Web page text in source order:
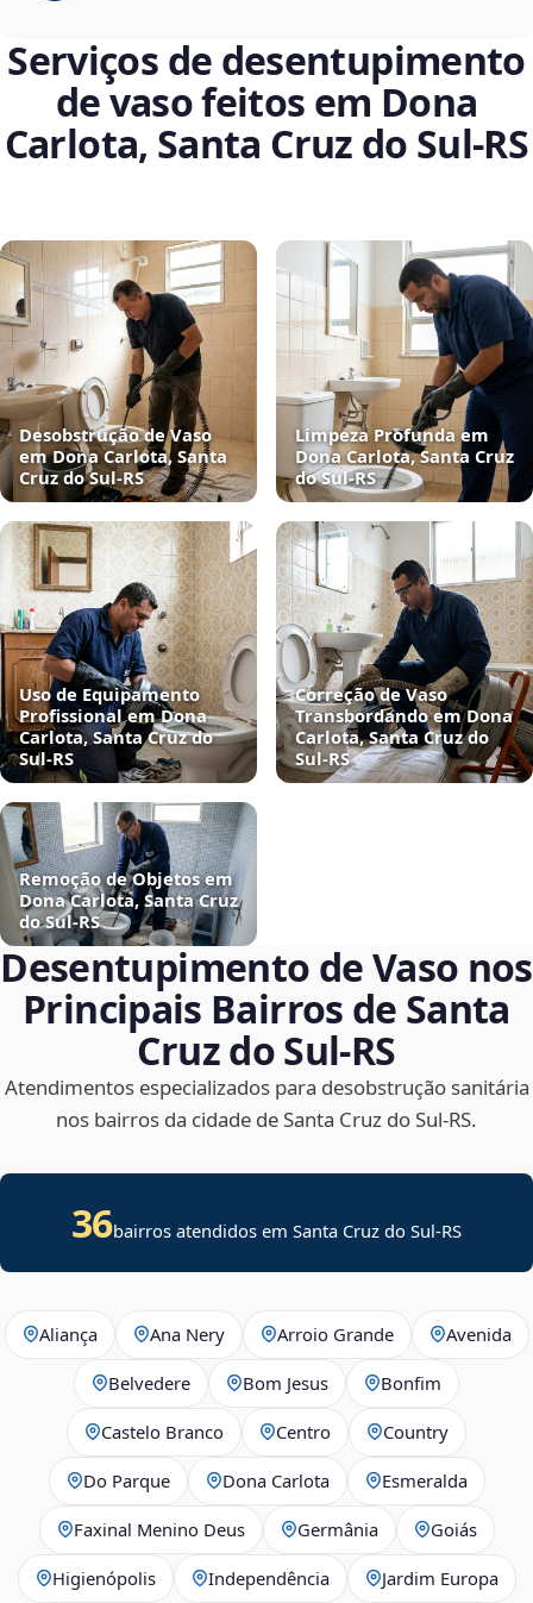
Serviços de desentupimento
de vaso feitos em Dona
Carlota, Santa Cruz do Sul‑RS
Desobstrução de Vaso
em Dona Carlota, Santa
Cruz do Sul‑RS
Limpeza Profunda em
Dona Carlota, Santa Cruz
do Sul‑RS
Uso de Equipamento
Profissional em Dona
Carlota, Santa Cruz do
Sul‑RS
Correção de Vaso
Transbordando em Dona
Carlota, Santa Cruz do
Sul‑RS
Remoção de Objetos em
Dona Carlota, Santa Cruz
do Sul‑RS
Desentupimento de Vaso nos
Principais Bairros de Santa
Cruz do Sul‑RS
Atendimentos especializados para desobstrução sanitária
nos bairros da cidade de Santa Cruz do Sul‑RS.
36bairros atendidos em Santa Cruz do Sul-RS
Aliança Ana Nery Arroio Grande Avenida
Belvedere Bom Jesus Bonfim
Castelo Branco Centro Country
Do Parque Dona Carlota Esmeralda
Faxinal Menino Deus Germânia Goiás
Higienópolis Independência Jardim Europa